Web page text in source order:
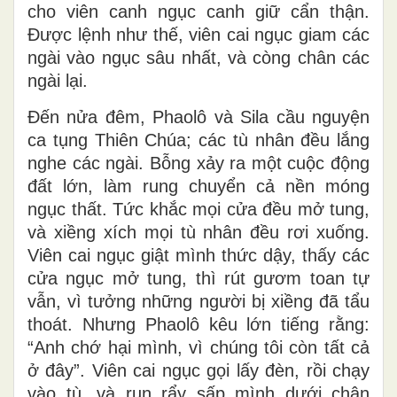
cho viên canh ngục canh giữ cẩn thận.
Ðược lệnh như thế, viên cai ngục giam các
ngài vào ngục sâu nhất, và còng chân các
ngài lại.
Ðến nửa đêm, Phaolô và Sila cầu nguyện
ca tụng Thiên Chúa; các tù nhân đều lắng
nghe các ngài. Bỗng xảy ra một cuộc động
đất lớn, làm rung chuyển cả nền móng
ngục thất. Tức khắc mọi cửa đều mở tung,
và xiềng xích mọi tù nhân đều rơi xuống.
Viên cai ngục giật mình thức dậy, thấy các
cửa ngục mở tung, thì rút gươm toan tự
vẫn, vì tưởng những người bị xiềng đã tẩu
thoát. Nhưng Phaolô kêu lớn tiếng rằng:
“Anh chớ hại mình, vì chúng tôi còn tất cả
ở đây”. Viên cai ngục gọi lấy đèn, rồi chạy
vào tù, và run rẩy sấp mình dưới chân